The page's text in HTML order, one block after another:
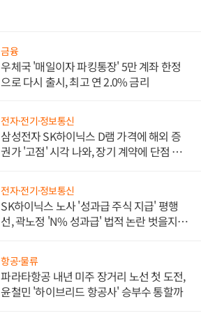
금융
우체국 '매일이자 파킹통장' 5만 계좌 한정
으로 다시 출시, 최고 연 2.0% 금리
전자·전기·정보통신
삼성전자 SK하이닉스 D램 가격에 해외 증
권가 '고점' 시각 나와, 장기 계약에 단점 부
전자·전기·정보통신
SK하이닉스 노사 '성과급 주식 지급' 평행
선, 곽노정 'N% 성과급' 법적 논란 벗을지 주
항공·물류
파라타항공 내년 미주 장거리 노선 첫 도전,
윤철민 '하이브리드 항공사' 승부수 통할까